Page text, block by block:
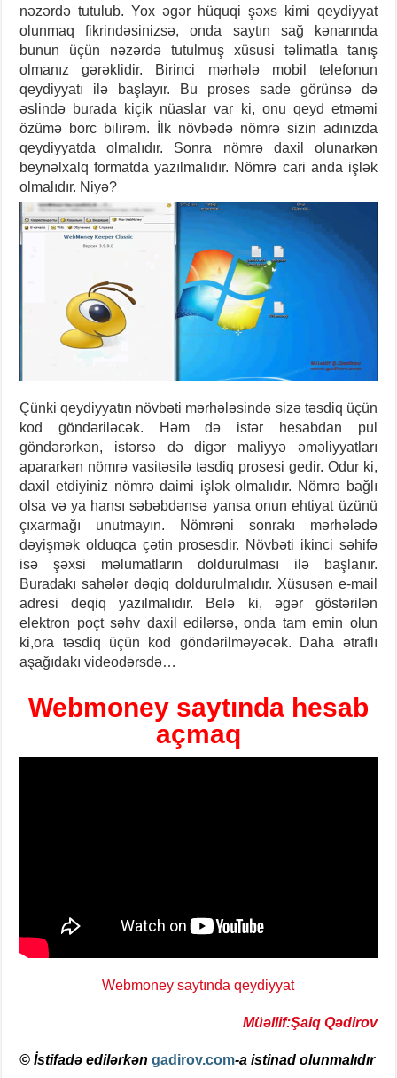
nəzərdə tutulub. Yox əgər hüquqi şəxs kimi qeydiyyat
olunmaq fikrindəsinizsə, onda saytın sağ kənarında
bunun üçün nəzərdə tutulmuş xüsusi təlimatla tanış
olmanız gərəklidir. Birinci mərhələ mobil telefonun
qeydiyyatı ilə başlayır. Bu proses sade görünsə də
əslində burada kiçik nüaslar var ki, onu qeyd etməmi
özümə borc bilirəm. İlk növbədə nömrə sizin adınızda
qeydiyyatda olmalıdır. Sonra nömrə daxil olunarkən
beynəlxalq formatda yazılmalıdır. Nömrə cari anda işlək
olmalıdır. Niyə?
Çünki qeydiyyatın növbəti mərhələsində sizə təsdiq üçün
kod göndəriləcək. Həm də istər hesabdan pul
göndərərkən, istərsə də digər maliyyə əməliyyatları
apararkən nömrə vasitəsilə təsdiq prosesi gedir. Odur ki,
daxil etdiyiniz nömrə daimi işlək olmalıdır. Nömrə bağlı
olsa və ya hansı səbəbdənsə yansa onun ehtiyat üzünü
çıxarmağı unutmayın. Nömrəni sonrakı mərhələdə
dəyişmək olduqca çətin prosesdir. Növbəti ikinci səhifə
isə şəxsi məlumatların doldurulması ilə başlanır.
Buradakı sahələr dəqiq doldurulmalıdır. Xüsusən e-mail
adresi deqiq yazılmalıdır. Belə ki, əgər göstərilən
elektron poçt səhv daxil edilərsə, onda tam emin olun
ki,ora təsdiq üçün kod göndərilməyəcək. Daha ətraflı
aşağıdakı videodərsdə…
Webmoney saytında hesab
açmaq
Webmoney saytında qeydiyyat
Müəllif:Şaiq Qədirov
© İstifadə edilərkəngadirov.com-a istinad olunmalıdır